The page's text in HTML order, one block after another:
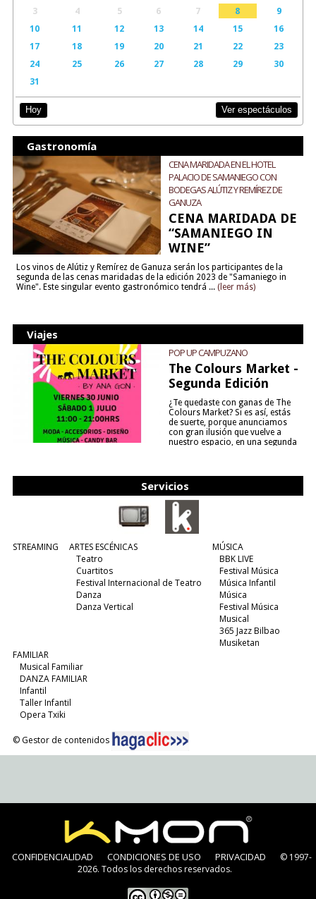
3
4 5 6 7 8
9
10
11 12 13 14 15
16
17
18 19 20 21 22
23
24
25 26 27 28 29
30
31
Hoy Ver espectáculos
Gastronomía
CENA MARIDADA EN EL HOTEL
PALACIO DE SAMANIEGO CON
BODEGAS ALÚTIZ Y REMÍREZ DE
GANUZA
CENA MARIDADA DE
“SAMANIEGO IN
WINE”
Los vinos de Alútiz y Remírez de Ganuza serán los participantes de la
segunda de las cenas maridadas de la edición 2023 de "Samaniego in
Wine". Este singular evento gastronómico tendrá ... (leer más)
Viajes
POP UP CAMPUZANO
The Colours Market -
Segunda Edición
¿Te quedaste con ganas de The
Colours Market? Si es así, estás
de suerte, porque anunciamos
con gran ilusión que vuelve a
nuestro espacio, en una segunda
Servicios
STREAMING
ARTES ESCÉNICAS
Teatro
Cuartitos
Festival Internacional de Teatro
Danza
Danza Vertical
MÚSICA
BBK LIVE
Festival Música
Música Infantil
Música
Festival Música
Musical
365 Jazz Bilbao
Musiketan
FAMILIAR
Musical Familiar
DANZA FAMILIAR
Infantil
Taller Infantil
Opera Txiki
© Gestor de contenidos
CONFIDENCIALIDAD CONDICIONES DE USO PRIVACIDAD
© 1997-
2026. Todos los derechos reservados.